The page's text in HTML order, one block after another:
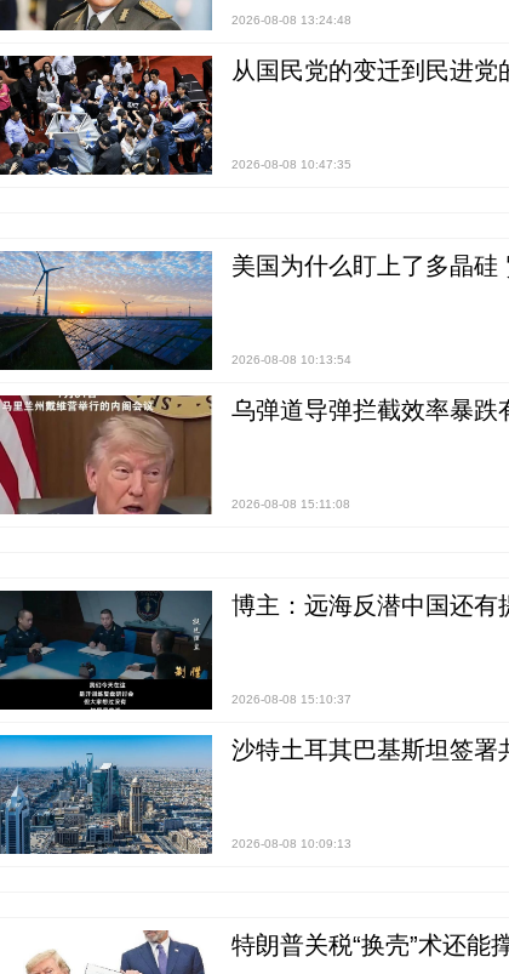
2026-08-08 13:24:48
从国民党的变迁到民进党
2026-08-08 10:47:35
美国为什么盯上了多晶硅
2026-08-08 10:13:54
乌弹道导弹拦截效率暴跌
2026-08-08 15:11:08
博主：远海反潜中国还有
2026-08-08 15:10:37
沙特土耳其巴基斯坦签署
2026-08-08 10:09:13
特朗普关税“换壳”术还能